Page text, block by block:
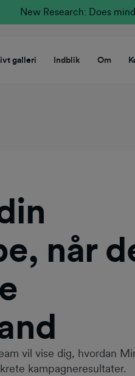
New Research: Does
galleri Indblik Om
når
vil vise dig, hvordan
kampagneresultater.